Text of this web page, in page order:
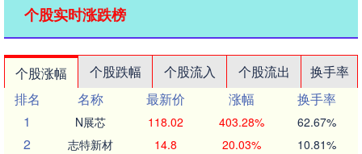
个股实时涨跌榜
个股涨幅 个股跌幅 个股流入 个股流出
换手率
排名
名称 最新价 涨幅
换手率
1
N展芯 118.02 403.28% 62.67%
2 志特新材 14.8 20.03% 10.81%